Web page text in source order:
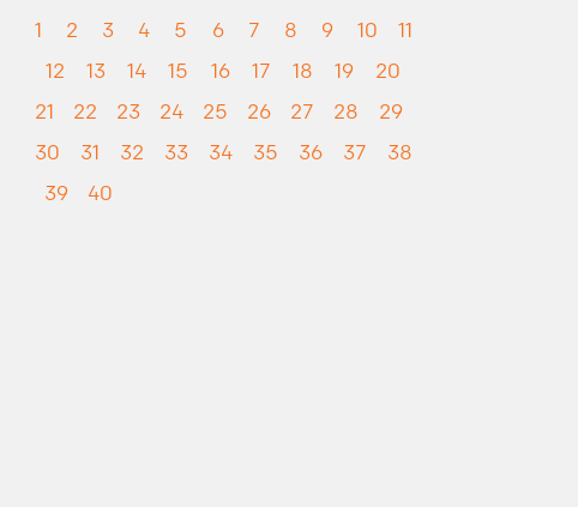
1 2 3 4 5 6 7 8 9 10
11
12
13 14 15 16 17 18 19
20
21
22 23 24 25 26 27 28
29
30
31 32 33 34 35 36 37
38
39
40